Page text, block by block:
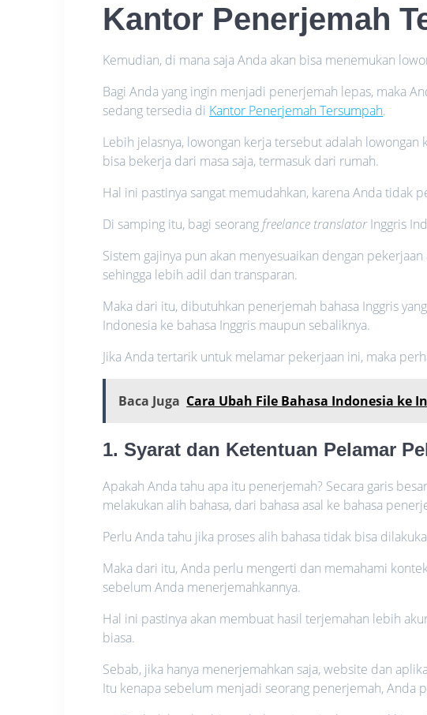
Kantor Penerjemah
Kemudian, di mana saja Anda akan bisa menemukan
Bagi Anda yang ingin menjadi penerjemah lepas, maka
sedang tersedia di Kantor Penerjemah Tersumpah.
Lebih jelasnya, lowongan kerja tersebut adalah
bisa bekerja dari masa saja, termasuk dari rumah.
Hal ini pastinya sangat memudahkan, karena Anda tidak
Di samping itu, bagi seorang freelance translatorInggris
Sistem gajinya pun akan menyesuaikan dengan
sehingga lebih adil dan transparan.
Maka dari itu, dibutuhkan penerjemah bahasa Inggris
Indonesia ke bahasa Inggris maupun sebaliknya.
Jika Anda tertarik untuk melamar pekerjaan ini, maka
Baca Juga Cara Ubah File Bahasa Indonesia ke
1. Syarat dan Ketentuan Pelamar
Apakah Anda tahu apa itu penerjemah? Secara garis
melakukan alih bahasa, dari bahasa asal ke bahasa
Perlu Anda tahu jika proses alih bahasa tidak bisa
Maka dari itu, Anda perlu mengerti dan memahami
sebelum Anda menerjemahkannya.
Hal ini pastinya akan membuat hasil terjemahan lebih
biasa.
Sebab, jika hanya menerjemahkan saja, website dan
Itu kenapa sebelum menjadi seorang penerjemah, Anda